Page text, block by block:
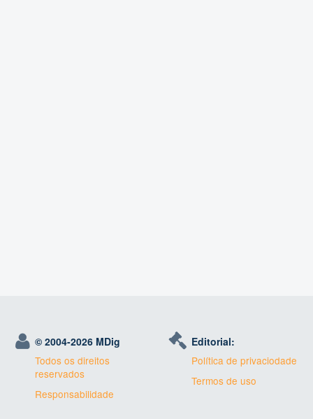
© 2004-2026 MDig
Todos os direitos
reservados
Responsabilidade
Editorial:
Política de privaciodade
Termos de uso